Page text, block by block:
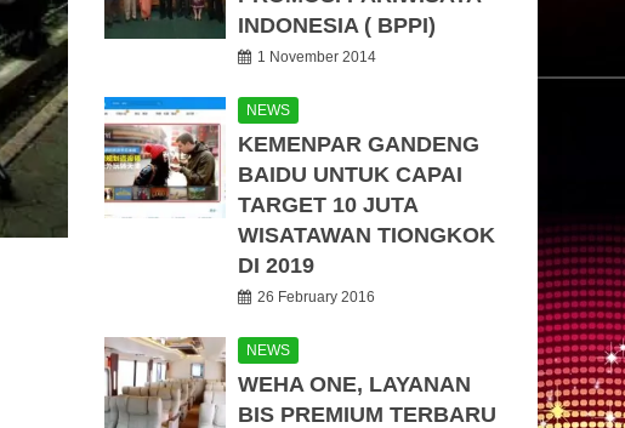
INDONESIA ( BPPI)
1 November 2014
NEWS
KEMENPAR GANDENG
BAIDU UNTUK CAPAI
TARGET 10 JUTA
WISATAWAN TIONGKOK
DI 2019
26 February 2016
NEWS
WEHA ONE, LAYANAN
BIS PREMIUM TERBARU